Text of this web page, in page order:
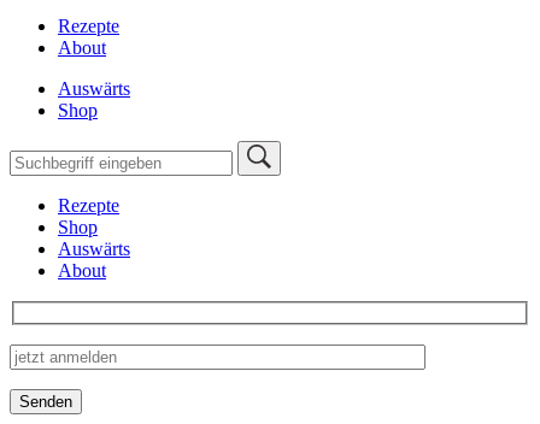
Rezepte
About
Auswärts
Shop
Rezepte
Shop
Auswärts
About